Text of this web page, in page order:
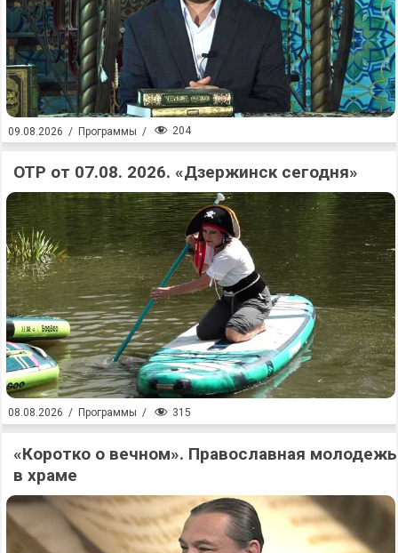
09.08.2026 / Программы / 204
ОТР от 07.08. 2026. «Дзержинск сегодня»
08.08.2026 / Программы / 315
«Коротко о вечном». Православная молодежь
в храме